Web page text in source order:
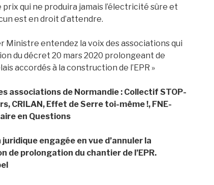
qui ne produira jamais l’électricité sûre et
est en droit d’attendre.
Ministre entendez la voix des associations qui
du décret 20 mars 2020 prolongeant de
accordés à la construction de l’EPR »
associations de Normandie : Collectif STOP-
CRILAN, Effet de Serre toi-même !, FNE-
en Questions
juridique engagée en vue d’annuler la
de prolongation du chantier de l’EPR.